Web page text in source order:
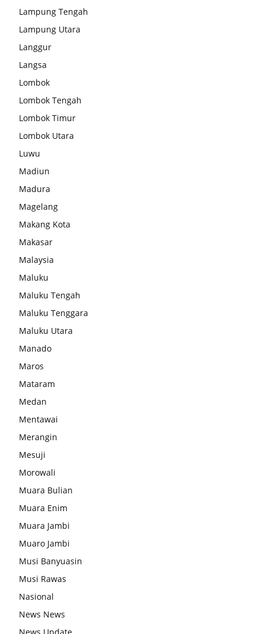
Lampung Tengah
Lampung Utara
Langgur
Langsa
Lombok
Lombok Tengah
Lombok Timur
Lombok Utara
Luwu
Madiun
Madura
Magelang
Makang Kota
Makasar
Malaysia
Maluku
Maluku Tengah
Maluku Tenggara
Maluku Utara
Manado
Maros
Mataram
Medan
Mentawai
Merangin
Mesuji
Morowali
Muara Bulian
Muara Enim
Muara Jambi
Muaro Jambi
Musi Banyuasin
Musi Rawas
Nasional
News News